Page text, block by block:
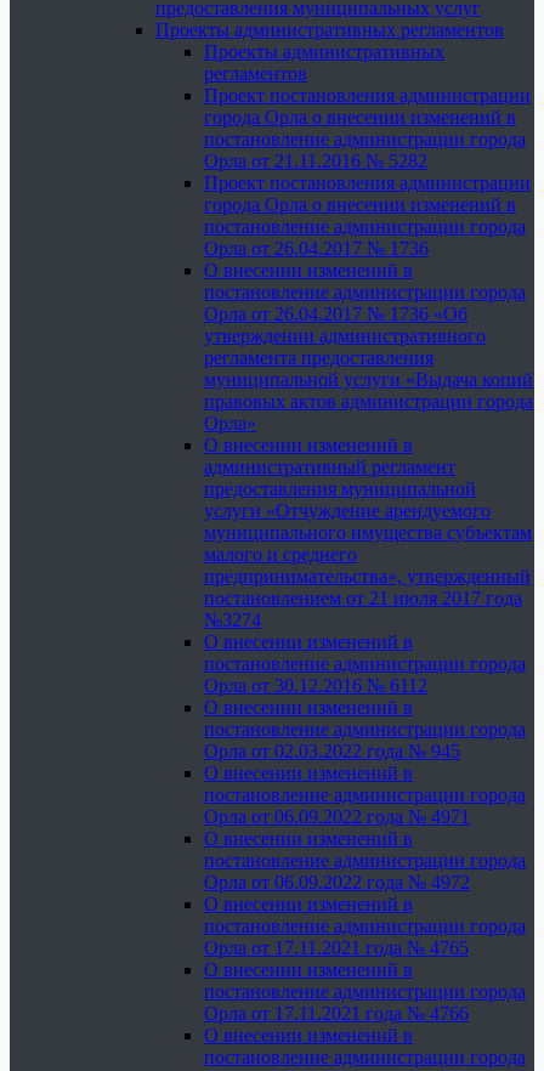
предоставления муниципальных услуг
Проекты административных регламентов
Проекты административных
регламентов
Проект постановления администрации
города Орла о внесении изменений в
постановление администрации города
Орла от 21.11.2016 № 5282
Проект постановления администрации
города Орла о внесении изменений в
постановление администрации города
Орла от 26.04.2017 № 1736
О внесении изменений в
постановление администрации города
Орла от 26.04.2017 № 1736 «Об
утверждении административного
регламента предоставления
муниципальной услуги «Выдача копий
правовых актов администрации города
Орла»
О внесении изменений в
административный регламент
предоставления муниципальной
услуги «Отчуждение арендуемого
муниципального имущества субъектам
малого и среднего
предпринимательства», утвержденный
постановлением от 21 июля 2017 года
№3274
О внесении изменений в
постановление администрации города
Орла от 30.12.2016 № 6112
О внесении изменений в
постановление администрации города
Орла от 02.03.2022 года № 945
О внесении изменений в
постановление администрации города
Орла от 06.09.2022 года № 4971
О внесении изменений в
постановление администрации города
Орла от 06.09.2022 года № 4972
О внесении изменений в
постановление администрации города
Орла от 17.11.2021 года № 4765
О внесении изменений в
постановление администрации города
Орла от 17.11.2021 года № 4766
О внесении изменений в
постановление администрации города